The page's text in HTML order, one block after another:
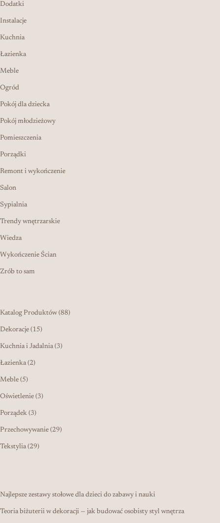
Dodatki
Instalacje
Kuchnia
Łazienka
Meble
Ogród
Pokój dla dziecka
Pokój młodzieżowy
Pomieszczenia
Porządki
Remont i wykończenie
Salon
Sypialnia
Trendy wnętrzarskie
Wiedza
Wykończenie Ścian
Zrób to sam
Katalog Produktów 8888 produktów
Dekoracje 1515 produktów
Kuchnia i Jadalnia 33 produkty
Łazienka 22 produkty
Meble 55 produktów
Oświetlenie 33 produkty
Porządek 33 produkty
Przechowywanie 2929 produktów
Tekstylia 2929 produktów
Najlepsze zestawy stołowe dla dzieci do zabawy i nauki
Teoria biżuterii w dekoracji — jak budować osobisty styl wnętrza